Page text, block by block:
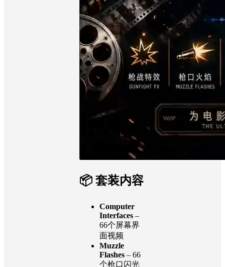
📦 套装内容
Computer
Interfaces
66个屏幕界
面视频